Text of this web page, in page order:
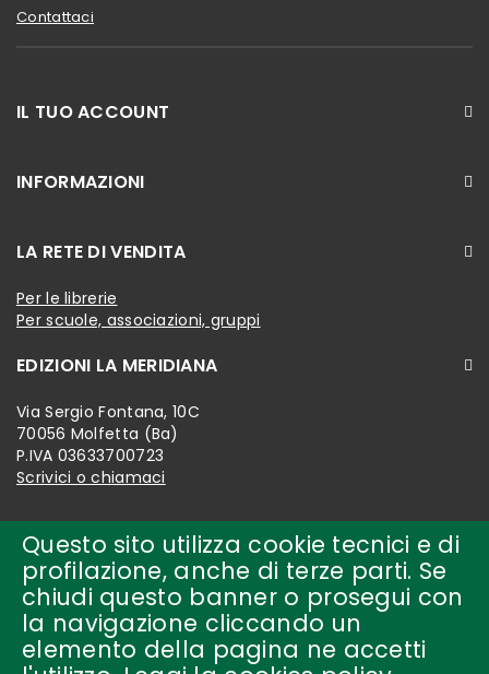
Questo sito utilizza cookie tecnici e di
profilazione, anche di terze parti. Se
chiudi questo banner o prosegui con
la navigazione cliccando un
elemento della pagina ne accetti
Contattaci
IL TUO ACCOUNT
INFORMAZIONI
LA RETE DI VENDITA
Per le librerie
Per scuole, associazioni, gruppi
EDIZIONI LA MERIDIANA
Via Sergio Fontana, 10C
70056 Molfetta (Ba)
P.IVA 03633700723
Scrivici o chiamaci